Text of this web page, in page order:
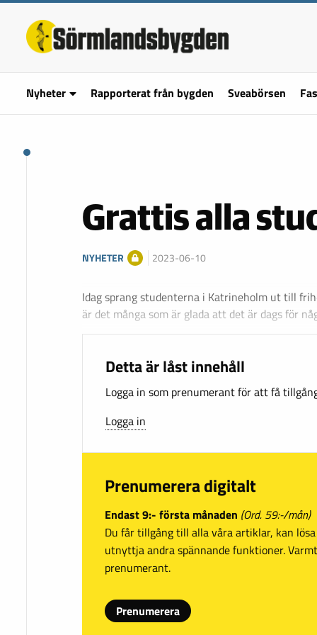
Nyheter Rapporterat från bygden Sveabörsen
Grattis alla
NYHETER 2023-06-10
Idag sprang studenterna i Katrineholm ut till
är det många som är glada att det är dags för
Detta är låst innehåll
Logga in som prenumerant för att få
Logga in
Prenumerera digitalt
Endast 9:- första månaden (Ord. 59:-/mån)
Du får tillgång till alla våra artiklar, kan
utnyttja andra spännande funktioner.
prenumerant.
Prenumerera